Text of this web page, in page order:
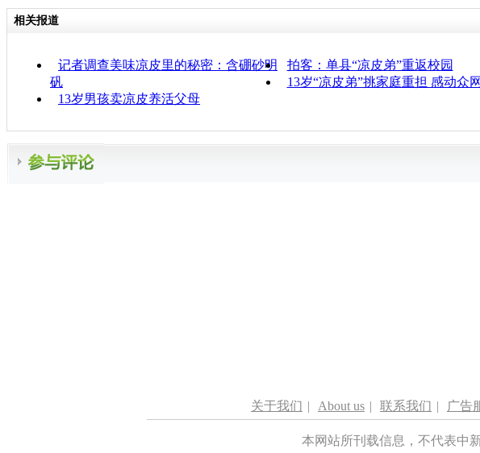
相关报道
记者调查美味凉皮里的秘密：含硼砂明
矾
拍客：单县“凉皮弟”重返校园
13岁“凉皮弟”挑家庭重担 感动众
13岁男孩卖凉皮养活父母
关于我们 | About us | 联系我们 | 广告
本网站所刊载信息，不代表中